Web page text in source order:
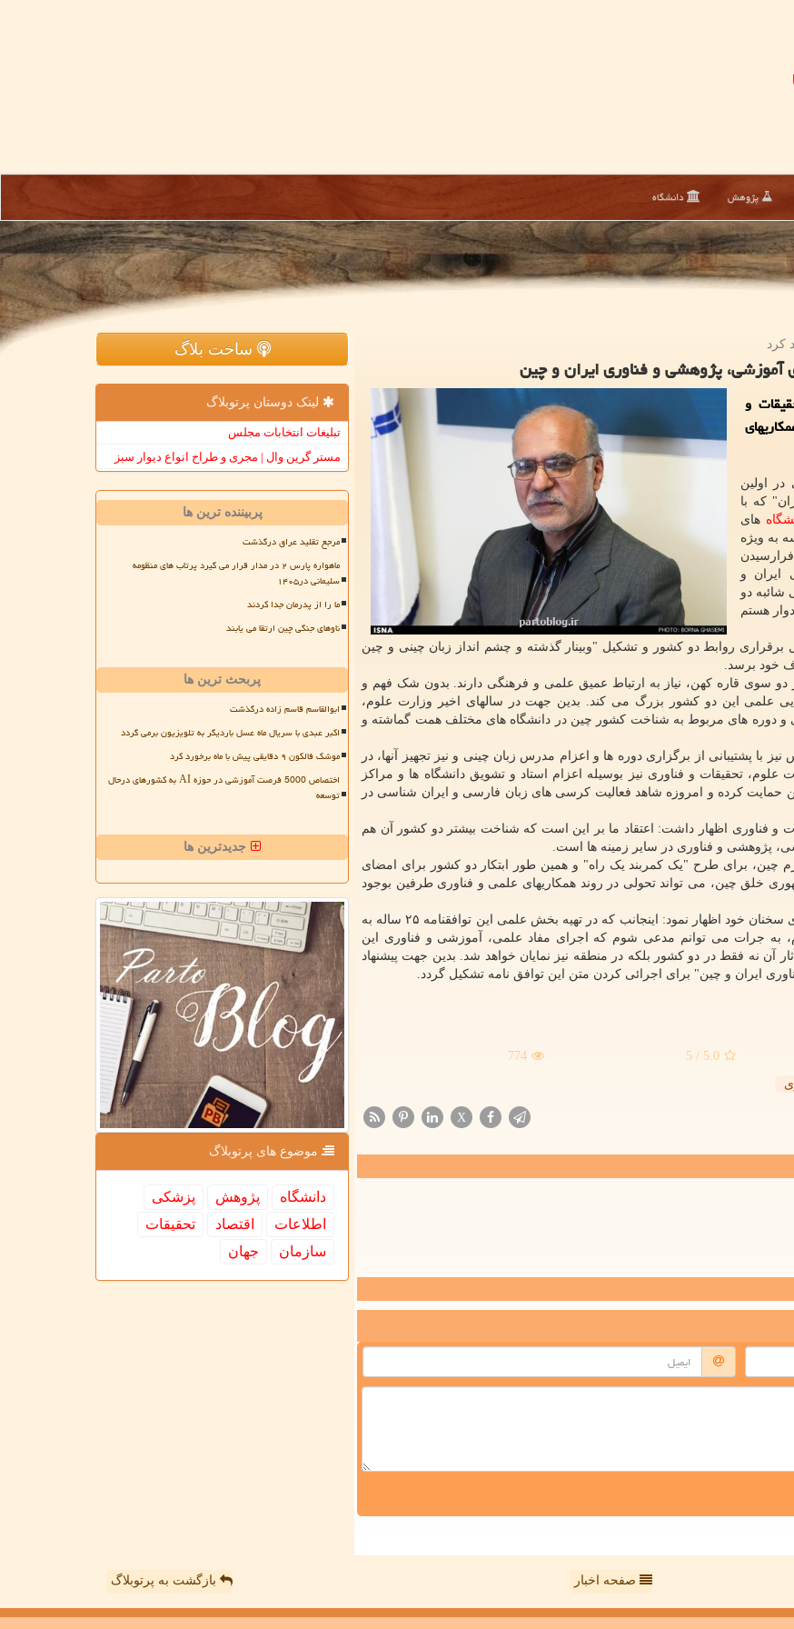
پژوهش دانشگاه
كرد
آموزشی، پژوهشی و فناوری ایران و چین
و
در اولین
که با
های
به ویژه
ایران و
دو
کنم و امیدوار هستم
برقراری روابط دو کشور و تشکیل "وبینار گذشته و چشم انداز زبان چینی و چین
خود برسد.
دو سوی قاره کهن، نیاز به ارتباط عمیق علمی و فرهنگی دارند. بدون شک فهم و
علمی این دو کشور بزرگ می کند. بدین جهت در سالهای اخیر وزارت علوم،
و دوره های مربوط به شناخت کشور چین در دانشگاه های مختلف همت گماشته و
پشتیبانی از برگزاری دوره ها و اعزام مدرس زبان چینی و نیز تجهیز آنها، در
تحقیقات و فناوری نیز بوسیله اعزام استاد و تشویق دانشگاه ها و مراکز
حمایت کرده و امروزه شاهد فعالیت کرسی های زبان فارسی و ایران شناسی در
و فناوری اظهار داشت: اعتقاد ما بر این است که شناخت بیشتر دو کشور آن هم
پژوهشی و فناوری در سایر زمینه ها است.
چین، برای طرح "یک کمربند یک راه" و همین طور ابتکار دو کشور برای امضای
و جمهوری خلق چین، می تواند تحولی در روند همکاریهای علمی و فناوری طرفین بوجود
به نقل از روبط عمومی وزارت علوم، دکتر سالارآملی در انتهای سخنان خود اظهار نمود: اینجانب که در تهیه بخش علمی این توافقنامه ۲۵ ساله به
به جرات می توانم مدعی شوم که اجرای مفاد علمی، آموزشی و فناوری این
آن نه فقط در دو کشور بلکه در منطقه نیز نمایان خواهد شد. بدین جهت پیشنهاد
ایران و چین" برای اجرائی کردن متن این توافق نامه تشکیل گردد.
5.0
/ 5
774
X
ساخت بلاگ
لینک دوستان پرتوبلاگ
تبلیغات انتخابات مجلس
مستر گرین وال | مجری و طراح انواع دیوار سبز
پربیننده ترین ها
مرجع تقلید عراق درگذشت
ماهواره پارس ۲ در مدار قرار می گیرد پرتاب های منظومه
سلیمانی در۱۴۰۵
ما را از پدرمان جدا کردند
ناوهای جنگی چین ارتقا می یابند
پربحث ترین ها
ابوالقاسم قاسم زاده درگذشت
اکبر عبدی با سریال ماه عسل باردیگر به تلویزیون برمی گردد
موشک فالکون ۹ دقایقی پیش با ماه برخورد کرد
اختصاص 5000 فرصت آموزشی در حوزه AI به کشورهای درحال
توسعه
جدیدترین ها
موضوع های پرتوبلاگ
دانشگاه پژوهش
پزشكی
اطلاعات
اقتصاد
تحقیقات
سازمان
جهان
صفحه اخبار بازگشت به پرتوبلاگ